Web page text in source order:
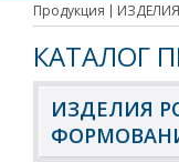
Продукция
КАТАЛОГ
ИЗДЕЛИЯ